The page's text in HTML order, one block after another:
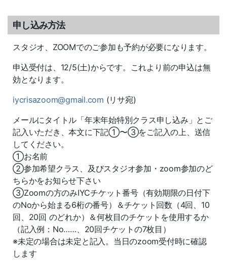
申し込み方法
スタジオ、ZOOMでのご参加も予約が必要になります。
申込受付は、12/5(土)からです。これより前の申込は無
効となります。
iycrisazoom@gmail.com (リサ宛)
メールにタイトル「年末年始特別クラス申し込み」とご
記入いただき、本文に下記①〜③をご記入の上、送信
してください。
①お名前
②参加希望クラス、及びスタジオ参加・zoom参加のど
ちらかをお知らせ下さい
③Zoomの方のみIYCチケット番号（有効期限の日付下
のNoから始まる6桁の番号）＆チケット回数（4回、10
回、20回 のどれか）＆何枚目のチケットを使用するか
（記入例：No……、20回チケットの7枚目）
※未定の場合は未定と記入。当日のzoom受付時に確認
します